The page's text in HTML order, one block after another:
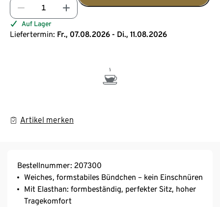
Auf Lager
Liefertermin: Fr., 07.08.2026 - Di., 11.08.2026
Artikel merken
Bestellnummer: 207300
Weiches, formstabiles Bündchen – kein Einschnüren
Mit Elasthan: formbeständig, perfekter Sitz, hoher
Tragekomfort